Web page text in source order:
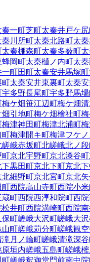
秦一町芝町太秦井戸ケ
秦川所町太秦北路町太
太秦棚森町太秦多薮町
蜂岡町太秦樋ノ内町太
一町田町太秦安井馬塚町
町太秦安井東裏町太秦
宇多野長尾町宇多野馬
梅ケ畑笹江辺町梅ケ畑
畑引地町梅ケ畑檜社町
梅津神田町梅津北浦町
町梅津開キ町梅津フケ
嵯峨赤坂町北嵯峨北ノ
町京北宇野町京北漆谷町
下黒田町京北下町京北
北細野町京北宮町京北
町西院高山寺町西院小
蔵町西院西淳和院町西
松井町西院溝崎町西院
保町嵯峨大沢町嵯峨大
山町嵯峨苅分町嵯峨観
滝月ノ輪町嵯峨清滝深
垣内嵯峨五島町嵯峨
町嵯峨釈迦堂門前南中